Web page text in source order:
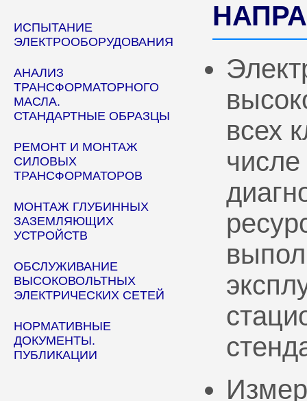
ИСПЫТАНИЕ
ЭЛЕКТРООБОРУДОВАНИЯ
АНАЛИЗ
ТРАНСФОРМАТОРНОГО
МАСЛА.
СТАНДАРТНЫЕ ОБРАЗЦЫ
РЕМОНТ И МОНТАЖ
СИЛОВЫХ
ТРАНСФОРМАТОРОВ
МОНТАЖ ГЛУБИННЫХ
ЗАЗЕМЛЯЮЩИХ
УСТРОЙСТВ
ОБСЛУЖИВАНИЕ
ВЫСОКОВОЛЬТНЫХ
ЭЛЕКТРИЧЕСКИХ СЕТЕЙ
НОРМАТИВНЫЕ
ДОКУМЕНТЫ.
ПУБЛИКАЦИИ
всех